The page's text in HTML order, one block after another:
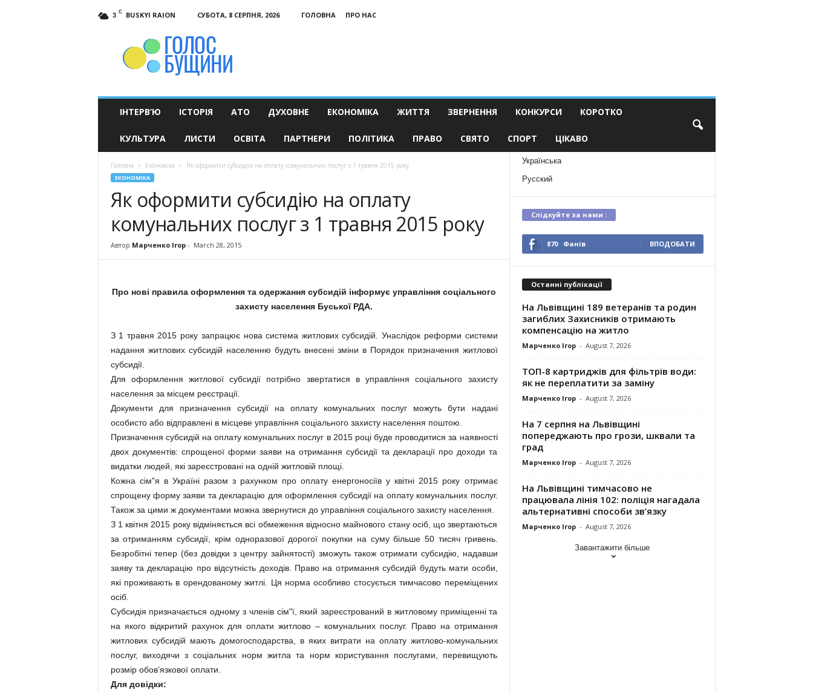
3 C BUSKYI RAION СУБОТА, 8 СЕРПНЯ, 2026 ГОЛОВНА
ПРО НАС
ІНТЕРВ’Ю ІСТОРІЯ АТО ДУХОВНЕ ЕКОНОМІКА ЖИТТЯ ЗВЕРНЕННЯ КОНКУРСИ КОРОТКО
КУЛЬТУРА ЛИСТИ ОСВІТА ПАРТНЕРИ ПОЛІТИКА ПРАВО СВЯТО СПОРТ ЦІКАВО
Головна Економіка Як оформити субсидію на оплату комунальних послуг з 1 травня 2015 року
ЕКОНОМІКА
Як оформити субсидію на оплату
комунальних послуг з 1 травня 2015 року
Автор Марченко Ігор- March 28, 2015
Про нові правила оформлення та одержання субсидій інформує управління соціального
захисту населення Буської РДА.
З 1 травня 2015 року запрацює нова система житлових субсидій. Унаслідок реформи системи
надання житлових субсидій населенню будуть внесені зміни в Порядок призначення житлової
субсидії.
Для оформлення житлової субсидії потрібно звертатися в управління соціального захисту
населення за місцем реєстрації.
Документи для призначення субсидії на оплату комунальних послуг можуть бути надані
особисто або відправлені в місцеве управління соціального захисту населення поштою.
Призначення субсидій на оплату комунальних послуг в 2015 році буде проводитися за наявності
двох документів: спрощеної форми заяви на отримання субсидії та декларації про доходи та
видатки людей, які зареєстровані на одній житловій площі.
Кожна сім"я в Україні разом з рахунком про оплату енергоносіїв у квітні 2015 року отримає
спрощену форму заяви та декларацію для оформлення субсидії на оплату комунальних послуг.
Також за цими ж документами можна звернутися до управління соціального захисту населення.
З 1 квітня 2015 року відміняється всі обмеження відносно майнового стану осіб, що звертаються
за отриманням субсидії, крім одноразової дорогої покупки на суму більше 50 тисяч гривень.
Безробітні тепер (без довідки з центру зайнятості) зможуть також отримати субсидію, надавши
заяву та декларацію про відсутність доходів. Право на отримання субсидій будуть мати особи,
які проживають в орендованому житлі. Ця норма особливо стосується тимчасово переміщених
осіб.
Субсидія призначається одному з членів сім"ї, який зареєстрований в житловому приміщенні та
на якого відкритий рахунок для оплати житлово – комунальних послуг. Право на отримання
житлових субсидій мають домогосподарства, в яких витрати на оплату житлово-комунальних
послуг, виходячи з соціальних норм житла та норм користування послугами, перевищують
розмір обов’язкової оплати.
Для довідки:
Українська
Русский
Слідкуйте за нами :
870 Фанів ВПОДОБАТИ
Останні публікації
На Львівщині 189 ветеранів та родин
загиблих Захисників отримають
компенсацію на житло
Марченко Ігор - August 7, 2026
ТОП-8 картриджів для фільтрів води:
як не переплатити за заміну
Марченко Ігор - August 7, 2026
На 7 серпня на Львівщині
попереджають про грози, шквали та
град
Марченко Ігор - August 7, 2026
На Львівщині тимчасово не
працювала лінія 102: поліція нагадала
альтернативні способи зв’язку
Марченко Ігор - August 7, 2026
Завантажити більше